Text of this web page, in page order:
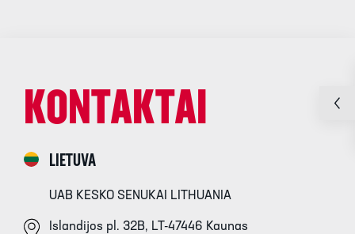
KONTAKTAI
LIETUVA
UAB KESKO SENUKAI LITHUANIA
Islandijos pl. 32B, LT-47446 Kaunas